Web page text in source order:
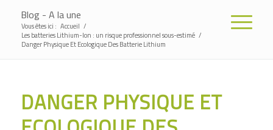
Blog - A la une
Vous êtes ici : Accueil /
Les batteries Lithium-Ion : un risque professionnel sous-estimé /
Danger Physique Et Ecologique Des Batterie Lithium
DANGER PHYSIQUE ET